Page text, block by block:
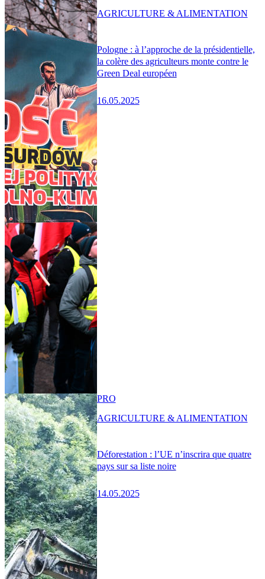
Pologne : à l’approche de la présidentielle,
la colère des agriculteurs monte contre le
Green Deal européen
16.05.2025
AGRICULTURE & ALIMENTATION
Déforestation : l’UE n’inscrira que quatre
pays sur sa liste noire
14.05.2025
PRO
AGRICULTURE & ALIMENTATION